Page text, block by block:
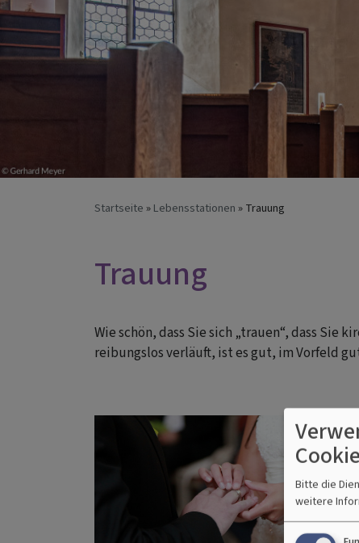
Startseite Lebensstationen Trauung
Trauung
Wie schön, dass Sie sich „trauen“, dass
reibungslos verläuft, ist es gut, im Vorfeld
Bitte die
weitere